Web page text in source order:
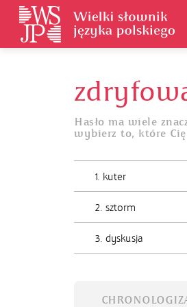
Hasło ma wiele
wybierz to, które
1. kuter
2. sztorm
3. dyskusja